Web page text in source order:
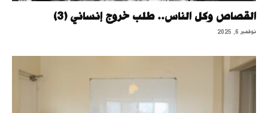
القصاص وكل الناس.. طلب خروج إنساني (3)
نوفمبر 6, 2025